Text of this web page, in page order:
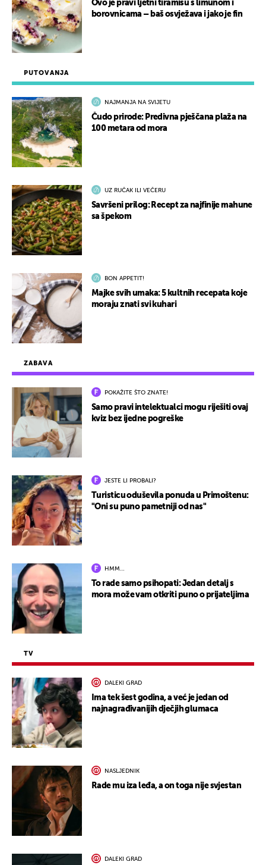
ZABAVA
POKAŽITE ŠTO ZNATE!
Samo pravi intelektualci mogu riješiti ovaj
kviz bez ijedne pogreške
JESTE LI PROBALI?
Turisticu oduševila ponuda u Primoštenu:
"Oni su puno pametniji od nas"
HMM…
To rade samo psihopati: Jedan detalj s
mora može vam otkriti puno o prijateljima
TV
DALEKI GRAD
Ima tek šest godina, a već je jedan od
najnagrađivanijih dječjih glumaca
NASLJEDNIK
Rade mu iza leđa, a on toga nije svjestan
DALEKI GRAD
PUTOVANJA
NAJMANJA NA SVIJETU
Čudo prirode: Predivna pješčana plaža na
100 metara od mora
UZ RUČAK ILI VEČERU
Savršeni prilog: Recept za najfinije mahune
sa špekom
BON APPETIT!
Majke svih umaka: 5 kultnih recepata koje
moraju znati svi kuhari
Ovo je pravi ljetni tiramisu s limunom i
borovnicama – baš osvježava i jako je fin